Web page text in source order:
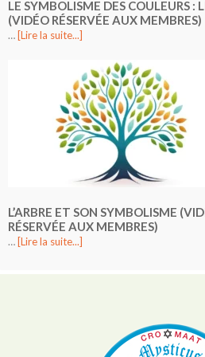
LE SYMBOLISME DES COULEURS :
(VIDÉO RÉSERVÉE AUX MEMBRES)
… [Lire la suite...]
L’ARBRE ET SON SYMBOLISME
RÉSERVÉE AUX MEMBRES)
… [Lire la suite...]